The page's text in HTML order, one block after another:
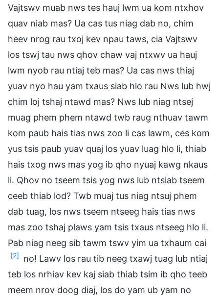
Vajtswv muab nws tes hauj lwm ua kom ntxhov
quav niab mas? Ua cas tus niag dab no, chim
heev nrog rau txoj kev npau taws, cia Vajtswv
los tswj tau nws qhov chaw vaj ntxwv ua hauj
lwm nyob rau ntiaj teb mas? Ua cas nws thiaj
yuav nyo hau yam txaus siab hlo rau Nws lub hwj
chim loj tshaj ntawd mas? Nws lub niag ntsej
muag phem phem ntawd twb raug nthuav tawm
kom paub hais tias nws zoo li cas lawm, ces kom
yus tsis paub yuav quaj los yuav luag hlo li, thiab
hais txog nws mas yog ib qho nyuaj kawg nkaus
li. Qhov no tseem tsis yog nws lub ntsiab tseem
ceeb thiab lod? Twb muaj tus niag ntsuj phem
dab tuag, los nws tseem ntseeg hais tias nws
mas zoo tshaj plaws yam tsis txaus ntseeg hlo li.
Pab niag neeg sib tawm tswv yim ua txhaum cai
[2]
no! Lawv los rau tib neeg txawj tuag lub ntiaj
teb los nrhiav kev kaj siab thiab tsim ib qho teeb
meem nrov doog diaj, los do yam ub yam no